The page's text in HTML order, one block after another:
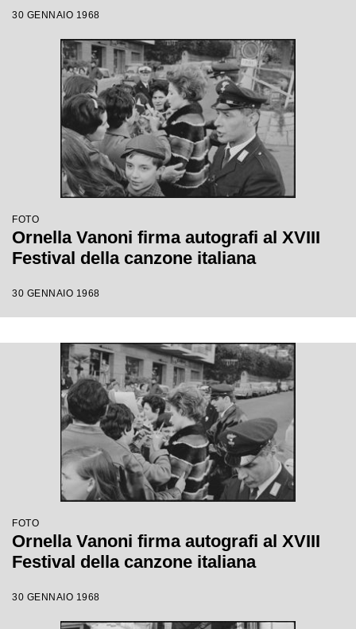
30 GENNAIO 1968
FOTO
Ornella Vanoni firma autografi al XVIII
Festival della canzone italiana
30 GENNAIO 1968
FOTO
Ornella Vanoni firma autografi al XVIII
Festival della canzone italiana
30 GENNAIO 1968